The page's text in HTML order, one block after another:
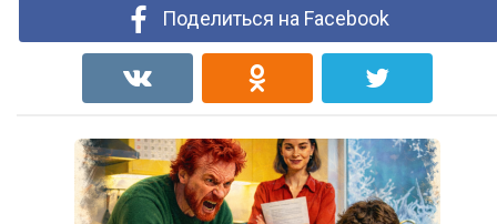
Поделиться на Facebook